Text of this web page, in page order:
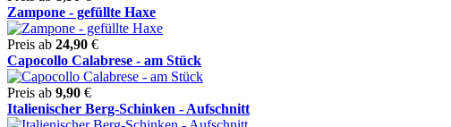
Zampone - gefüllte Haxe
Preis ab 24,90 €
Capocollo Calabrese - am Stück
Preis ab 9,90 €
Italienischer Berg-Schinken - Aufschnitt